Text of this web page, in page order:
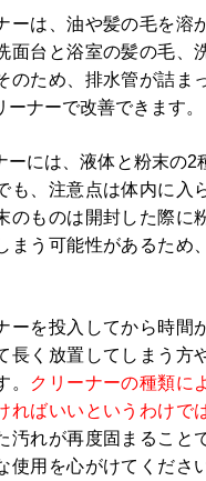
ーは、油や髪の毛を溶
面台と浴室の髪の毛、
のため、排水管が詰ま
ーナーで改善できます。
ーには、液体と粉末の2
も、注意点は体内に入
のものは開封した際に
まう可能性があるため
ーを投入してから時間
長く放置してしまう方
。 クリーナーの種類に
ればいいというわけで
汚れが再度固まること
使用を心がけてくださ